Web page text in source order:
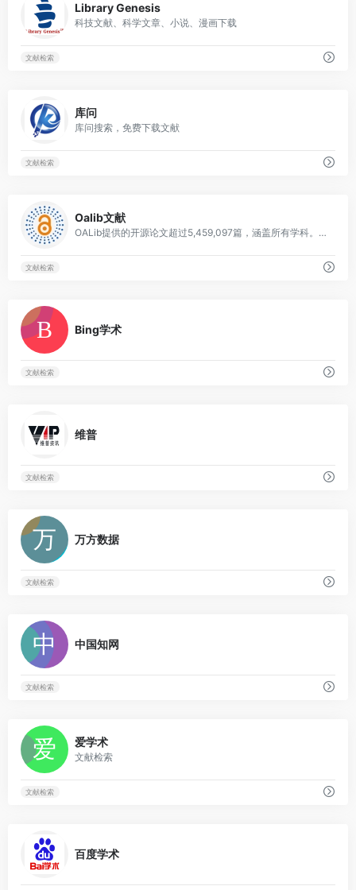
Library Genesis
科技文献、科学文章、小说、漫画下载
文献检索
库问
库问搜索，免费下载文献
文献检索
Oalib文献
OALib提供的开源论文超过5,459,097篇，涵盖所有学科。所有文章均可免费下载。
文献检索
Bing学术
文献检索
维普
文献检索
万方数据
文献检索
中国知网
文献检索
爱学术
文献检索
文献检索
百度学术